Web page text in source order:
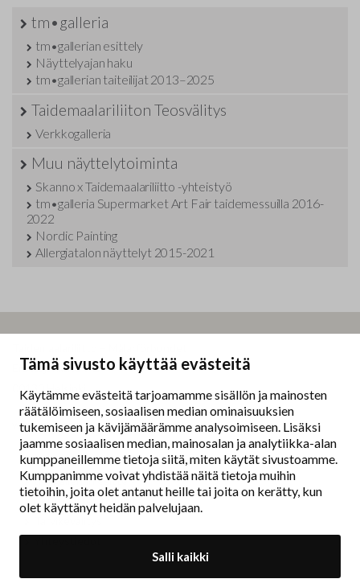
Tämä sivusto käyttää evästeitä
Käytämme evästeitä tarjoamamme sisällön ja mainosten
räätälöimiseen, sosiaalisen median ominaisuuksien
tukemiseen ja kävijämäärämme analysoimiseen. Lisäksi
jaamme sosiaalisen median, mainosalan ja analytiikka-alan
kumppaneillemme tietoja siitä, miten käytät sivustoamme.
Kumppanimme voivat yhdistää näitä tietoja muihin
tietoihin, joita olet antanut heille tai joita on kerätty, kun
olet käyttänyt heidän palvelujaan.
Salli kaikki
tm•galleria
tm•gallerian esittely
Näyttelyajan haku
tm•gallerian taiteilijat 2013–2025
Taidemaalariliiton Teosvälitys
Verkkogalleria
Muu näyttelytoiminta
Skanno x Taidemaalariliitto -yhteistyö
tm•galleria Supermarket Art Fair taidemessuilla 2016-
2022
Nordic Painting
Allergiatalon näyttelyt 2015-2021
Erottajankatu 9 B
00130 Helsinki
www.painters.fi
Näyttelytoiminta
tm•gallerian esittely
Muu näyttelytoiminta